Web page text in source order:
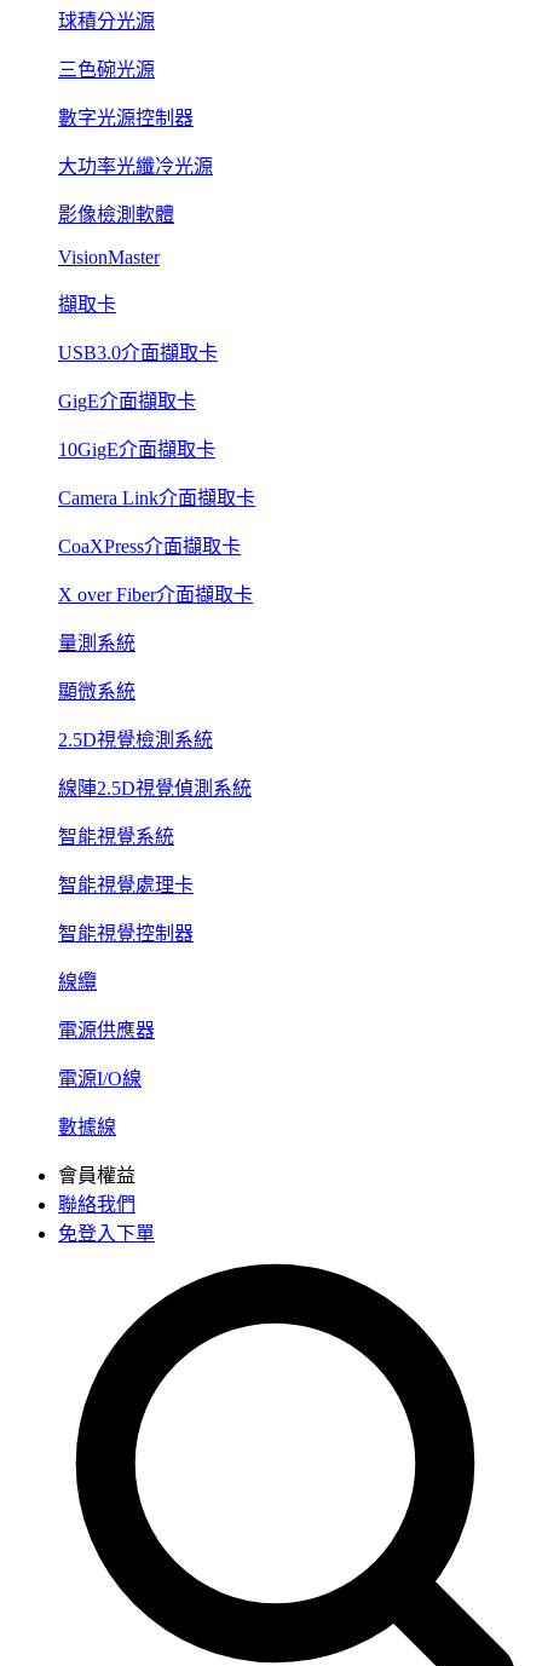
球積分光源
三色碗光源
數字光源控制器
大功率光纖冷光源
影像檢測軟體
VisionMaster
擷取卡
USB3.0介面擷取卡
GigE介面擷取卡
10GigE介面擷取卡
Camera Link介面擷取卡
CoaXPress介面擷取卡
X over Fiber介面擷取卡
量測系統
顯微系統
2.5D視覺檢測系統
線陣2.5D視覺偵測系統
智能視覺系統
智能視覺處理卡
智能視覺控制器
線纜
電源供應器
電源I/O線
數據線
會員權益
聯絡我們
免登入下單